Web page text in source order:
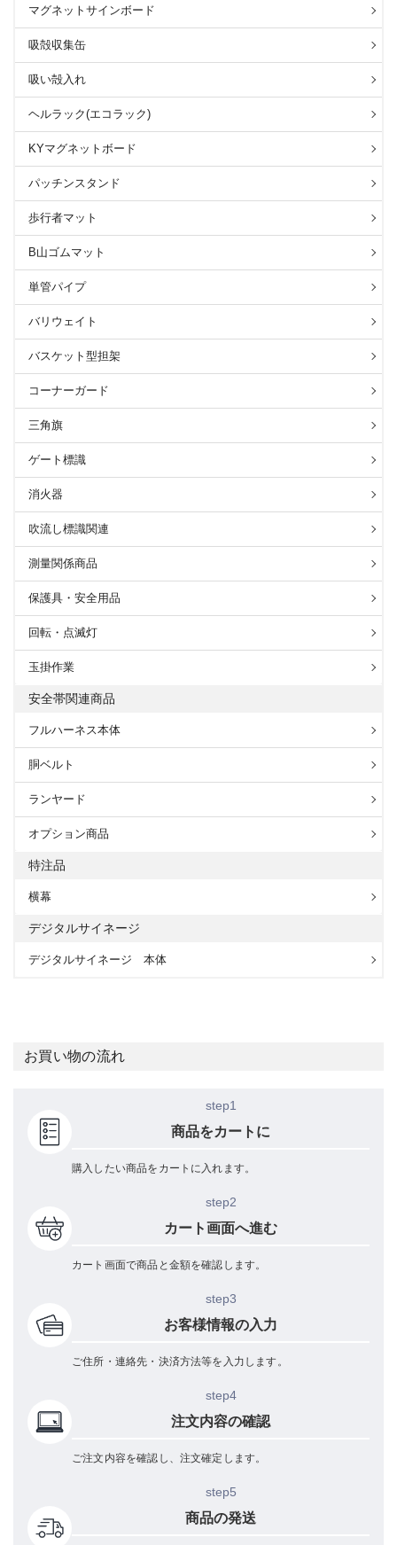
マグネットサインボード
吸殻収集缶
吸い殻入れ
ヘルラック(エコラック)
KYマグネットボード
パッチンスタンド
歩行者マット
B山ゴムマット
単管パイプ
バリウェイト
バスケット型担架
コーナーガード
三角旗
ゲート標識
消火器
吹流し標識関連
測量関係商品
保護具・安全用品
回転・点滅灯
玉掛作業
安全帯関連商品
フルハーネス本体
胴ベルト
ランヤード
オプション商品
特注品
横幕
デジタルサイネージ
デジタルサイネージ 本体
お買い物の流れ
step1
商品をカートに
購入したい商品をカートに入れます。
step2
カート画面へ進む
カート画面で商品と金額を確認します。
step3
お客様情報の入力
ご住所・連絡先・決済方法等を入力します。
step4
注文内容の確認
ご注文内容を確認し、注文確定します。
step5
商品の発送